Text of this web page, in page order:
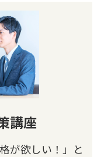
講座
が欲しい！」と